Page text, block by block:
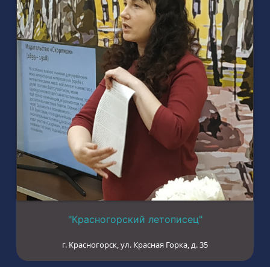
"Красногорский летописец"
г. Красногорск, ул. Красная Горка, д. 35